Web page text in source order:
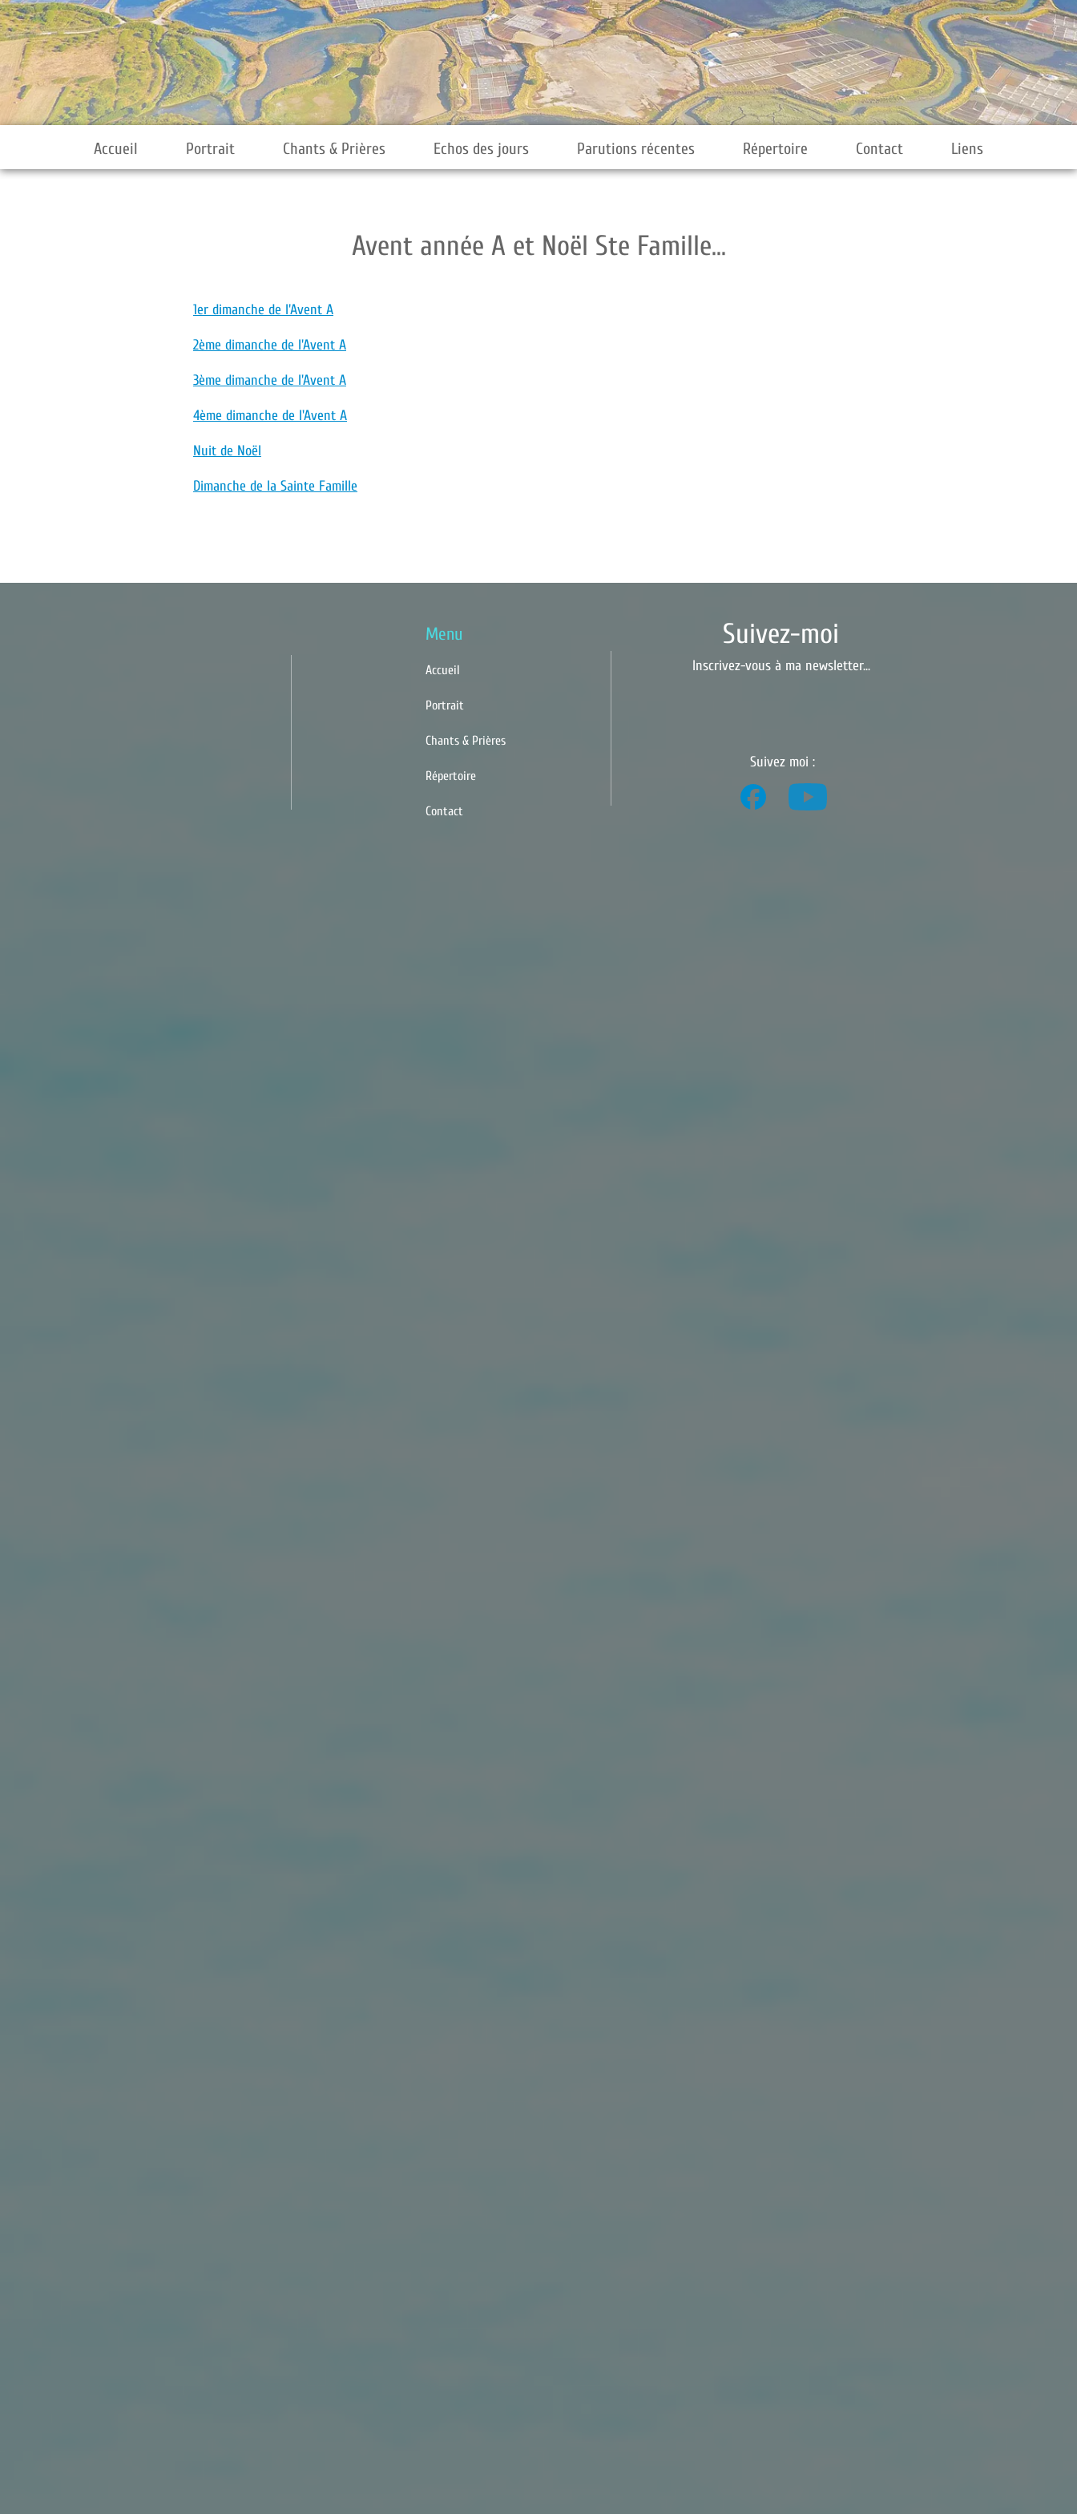
Accueil Portrait Chants & Prières Echos des jours Parutions récentes Répertoire Contact Liens
Suivez-moi
Inscrivez-vous à ma newsletter...
Menu
Accueil
Portrait
Chants & Prières
Répertoire
Contact
Suivez moi :
Avent année A et Noël Ste Famille...
1er dimanche de l'Avent A
2ème dimanche de l'Avent A
3ème dimanche de l'Avent A
4ème dimanche de l'Avent A
Nuit de Noël
Dimanche de la Sainte Famille